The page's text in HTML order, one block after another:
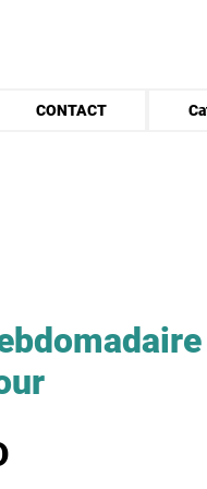
CONTACT
Prix